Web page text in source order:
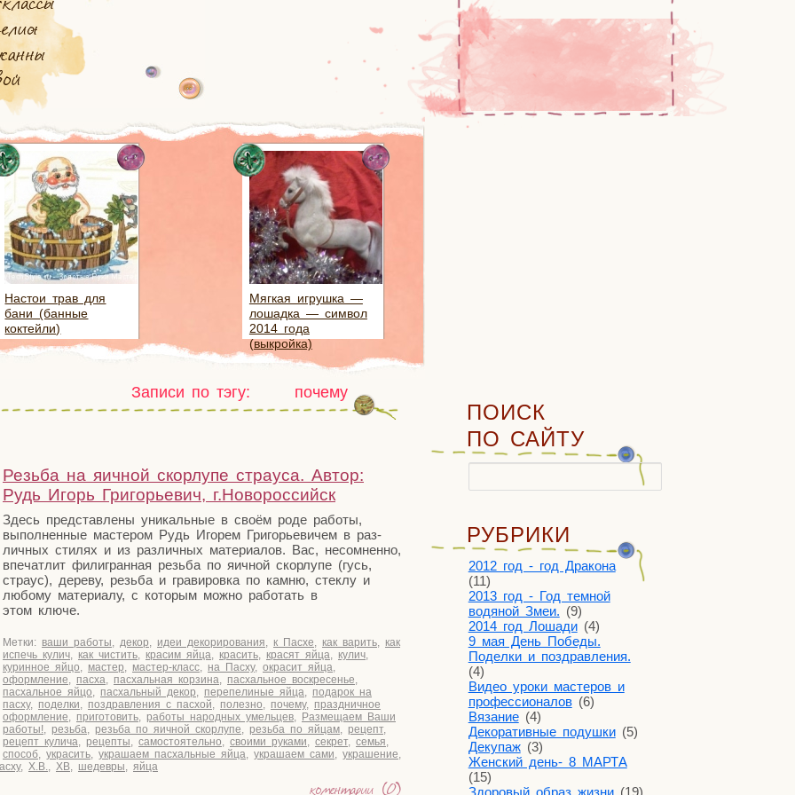
Настои трав для
бани (банные
коктейли)
Мягкая игрушка —
лошадка — символ
2014 года
(выкройка)
Записи по тэгу: почему
Резьба на яичной скорлупе страуса. Автор:
Рудь Игорь Григорьевич, г.Новороссийск
Здесь пред­став­ле­ны уни­каль­ные в сво­ём роде рабо­ты,
выпол­нен­ные масте­ром Рудь Иго­рем Гри­го­рье­ви­чем в раз­
лич­ных сти­лях и из раз­лич­ных мате­ри­а­лов. Вас, несо­мнен­но,
впе­чат­лит фили­гран­ная резь­ба по яич­ной скор­лу­пе (гусь,
стра­ус), дере­ву, резь­ба и гра­ви­ров­ка по кам­ню, стек­лу и
любо­му мате­ри­а­лу, с кото­рым мож­но рабо­тать в
этом ключе.
Метки: ваши работы, декор, идеи декорирования, к Пасхе, как варить, как
испечь кулич, как чистить, красим яйца, красить, красят яйца, кулич,
куринное яйцо, мастер, мастер-класс, на Пасху, окрасит яйца,
оформление, пасха, пасхальная корзина, пасхальное воскресенье,
пасхальное яйцо, пасхальный декор, перепелиные яйца, подарок на
пасху, поделки, поздравления с пасхой, полезно, почему, праздничное
оформление, приготовить, работы народных умельцев, Размещаем Ваши
работы!, резьба, резьба по яичной скорлупе, резьба по яйцам, рецепт,
рецепт кулича, рецепты, самостоятельно, своими руками, секрет, семья,
способ, украсить, украшаем пасхальные яйца, украшаем сами, украшение,
, Х.В., ХВ, шедевры, яйца
ПОИСК
ПО САЙТУ
РУБРИКИ
2012 год - год Дракона
(11)
2013 год - Год темной
водяной Змеи. (9)
2014 год Лошади(4)
9 мая День Победы.
Поделки и поздравления.
(4)
Видео уроки мастеров и
профессионалов(6)
Вязание(4)
Декоративные подушки(5)
Декупаж(3)
Женский день- 8 МАРТА
(15)
Здоровый образ жизни(19)